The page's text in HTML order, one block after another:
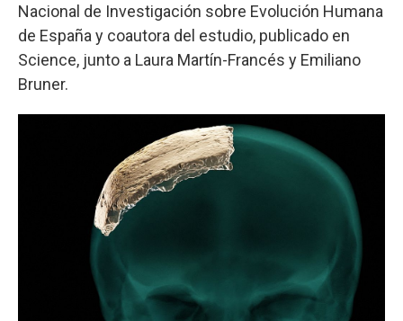
Nacional de Investigación sobre Evolución Humana
de España y coautora del estudio, publicado en
Science, junto a Laura Martín-Francés y Emiliano
Bruner.